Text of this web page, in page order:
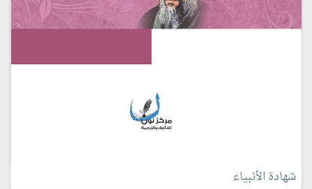
شهادة الأنبياء